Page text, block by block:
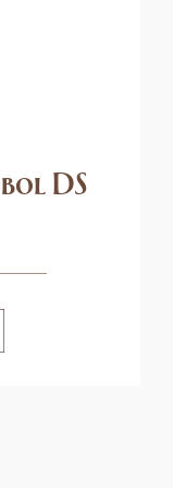
DS